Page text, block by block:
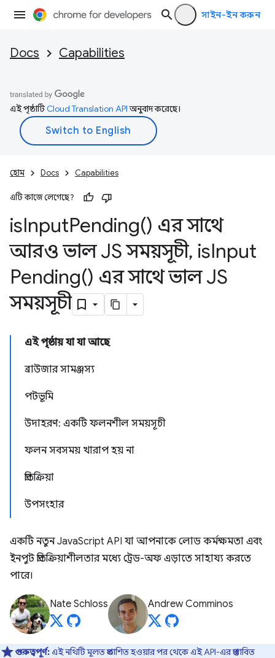
সাইন-ইন করুন
Docs Capabilities
এই পৃষ্ঠাটিCloud Translation APIঅনুবাদ করেছে।
হোম Docs Capabilities
এটি কাজে লেগেছে?
isInputPending() এর সাথে
আরও ভাল JS সময়সূচী, isInput
Pending() এর সাথে ভাল JS
সময়সূচী
এই পৃষ্ঠায় যা যা আছে
ব্রাউজার সামঞ্জস্য
পটভূমি
উদাহরণ: একটি ফলনশীল সময়সূচী
ফলন সবসময় খারাপ হয় না
প্রতিক্রিয়া
উপসংহার
একটি নতুন JavaScript API যা আপনাকে লোড কর্মক্ষমতা এবং
ইনপুট প্রতিক্রিয়াশীলতার মধ্যে ট্রেড-অফ এড়াতে সাহায্য করতে
পারে।
Nate Schloss Andrew Comminos
গুরুত্বপূর্ণ:এই নথিটি মূলত প্রকাশিত হওয়ার পর থেকে এই API-এর প্রস্তাবিত